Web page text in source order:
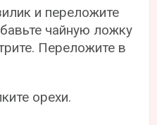
и переложите
чайную ложку
Переложите в
орехи.